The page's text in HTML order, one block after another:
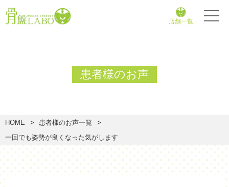
店舗一覧
患者様のお声
HOME
患者様のお声一覧
一回でも姿勢が良くなった気がします